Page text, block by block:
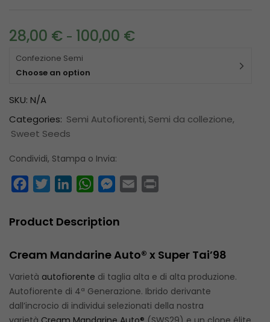
28,00 € - 100,00 €
Confezione Semi
Choose an option
SKU: N/A
Categories: Semi Autofiorenti Semi da collezione
Sweet Seeds
Condividi, Stampa o Invia:
FacebookTwitterLinkedInWhatsAppMessenger
Email
Product Description
Cream Mandarine Auto® x Super Tai’98
Varietà autofiorente di taglia alta e di alta produzione.
Autofiorente di 4ª Generazione. Ibrido derivante
dall’incrocio di individui selezionati della nostra